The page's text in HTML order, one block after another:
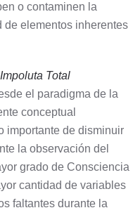
o contaminen la
elementos inherentes
Total
el paradigma de la
conceptual
importante de disminuir
la observación del
grado de Consciencia
cantidad de variables
faltantes durante la